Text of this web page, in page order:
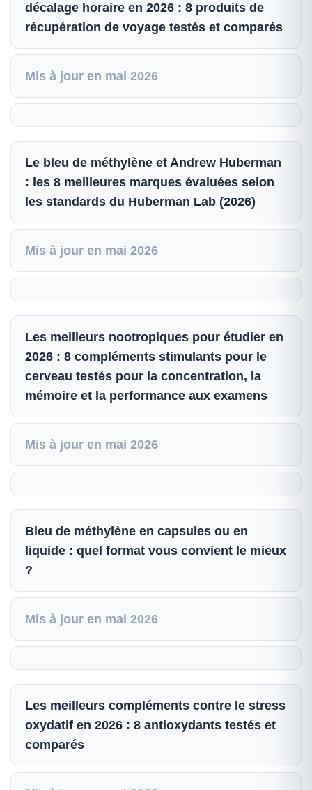
décalage horaire en 2026 : 8 produits de
récupération de voyage testés et comparés
Mis à jour en mai 2026
Le bleu de méthylène et Andrew Huberman
: les 8 meilleures marques évaluées selon
les standards du Huberman Lab (2026)
Mis à jour en mai 2026
Les meilleurs nootropiques pour étudier en
2026 : 8 compléments stimulants pour le
cerveau testés pour la concentration, la
mémoire et la performance aux examens
Mis à jour en mai 2026
Bleu de méthylène en capsules ou en
liquide : quel format vous convient le mieux
?
Mis à jour en mai 2026
Les meilleurs compléments contre le stress
oxydatif en 2026 : 8 antioxydants testés et
comparés